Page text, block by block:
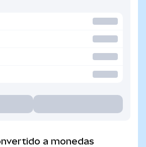
a monedas